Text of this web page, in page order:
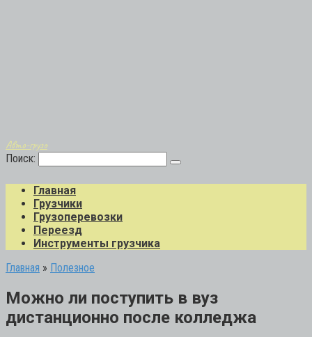
Авто-грузо
Поиск:
Главная
Грузчики
Грузоперевозки
Переезд
Инструменты грузчика
Главная » Полезное
Можно ли поступить в вуз
дистанционно после колледжа